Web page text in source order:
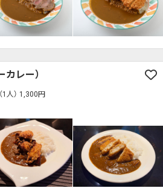
の団体歓迎 テイクアウトOK
禁煙席のみ 喫煙席あり
テーブル席あり テラス席あり
子連れ・赤ちゃんOK
ポイント貯まる・使える
電子マネー決済可
特典あり
1人でも入りやすいお店
ランチあり 夜10時以降も営業
禁煙席のみ
テーブル席あり
子連れ・赤ちゃんOK
辛さが選べるお店
ポイント貯まる・使える
子マネー決済可
カレー）
1人） 1,300円